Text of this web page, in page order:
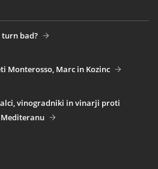
bad?
Monterosso, Marc in Kozinc
vinogradniki in vinarji proti